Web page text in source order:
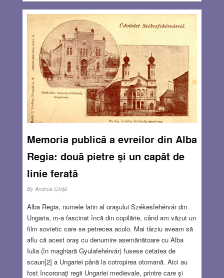
Memoria publică a evreilor din Alba
Regia: două pietre şi un capăt de
linie ferată
By Andrea Ghiţă
Alba Regia, numele latin al oraşului Székesfehérvár din
Ungaria, m-a fascinat încă din copilărie, când am văzut un
film sovietic care se petrecea acolo. Mai târziu aveam să
aflu că acest oraş cu denumire asemănătoare cu Alba
Iulia (în maghiară Gyulafehérvár) fusese cetatea de
scaun[2] a Ungariei până la cotropirea otomană. Aici au
fost încoronaţi regii Ungariei medievale, printre care şi